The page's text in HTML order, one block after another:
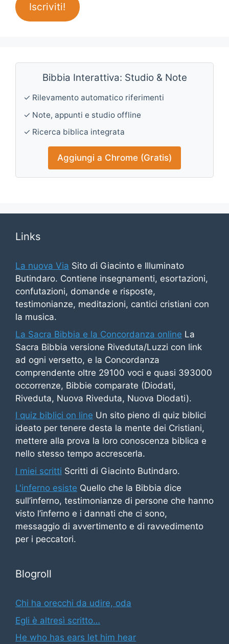
Iscriviti!
Bibbia Interattiva: Studio & Note
✓ Rilevamento automatico riferimenti
✓ Note, appunti e studio offline
✓ Ricerca biblica integrata
Aggiungi a Chrome (Gratis)
Links
La nuova Via Sito di Giacinto e Illuminato
Butindaro. Contiene insegnamenti, esortazioni,
confutazioni, domande e risposte,
testimonianze, meditazioni, cantici cristiani con
la musica.
La Sacra Bibbia e la Concordanza online La
Sacra Bibbia versione Riveduta/Luzzi con link
ad ogni versetto, e la Concordanza
comprendente oltre 29100 voci e quasi 393000
occorrenze, Bibbie comparate (Diodati,
Riveduta, Nuova Riveduta, Nuova Diodati).
I quiz biblici on line Un sito pieno di quiz biblici
ideato per tenere desta la mente dei Cristiani,
mettere alla prova la loro conoscenza biblica e
nello stesso tempo accrescerla.
I miei scritti Scritti di Giacinto Butindaro.
L'inferno esiste Quello che la Bibbia dice
sull’inferno, testimonianze di persone che hanno
visto l’inferno e i dannati che ci sono,
messaggio di avvertimento e di ravvedimento
per i peccatori.
Blogroll
Chi ha orecchi da udire, oda
Egli è altresì scritto…
He who has ears let him hear